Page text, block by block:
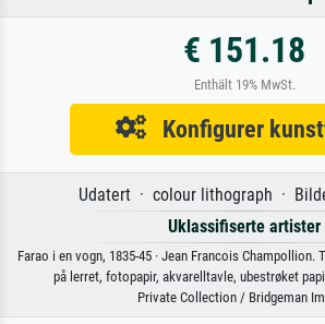
€ 151.18
Enthält 19% MwSt.
Konfigurer
Udatert · colour lithograph ·
Uklassifiserte artister
Farao i en vogn, 1835-45 · Jean Francois
på lerret, fotopapir, akvarelltavle, ubestrøket
Private Collection / Bridgeman